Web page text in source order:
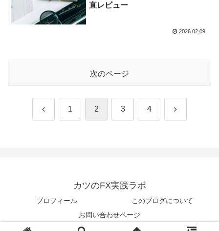
直レビュー
2026.02.09
次のページ
前 1 2 3 4 次
カツのFX実践ラボ
プロフィール
このブログについて
お問い合わせページ